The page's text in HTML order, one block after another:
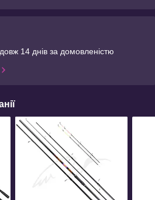
14 днів за домовленістю